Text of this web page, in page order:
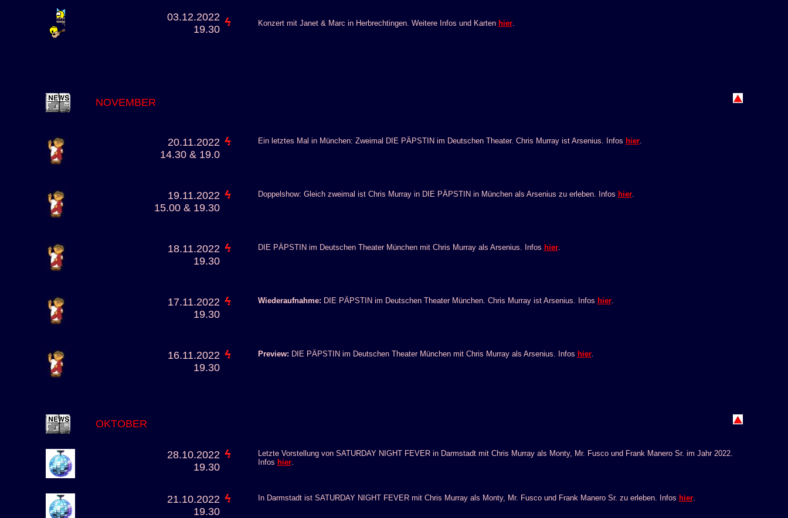
03.12.2022
19.30
Konzert mit Janet & Marc in Herbrechtingen. Weitere Infos und Karten hier.
NOVEMBER
20.11.2022
14.30 & 19.0
Ein letztes Mal in München: Zweimal DIE PÄPSTIN im Deutschen Theater. Chris Murray ist Arsenius. Infos hier.
19.11.2022
15.00 & 19.30
Doppelshow: Gleich zweimal ist Chris Murray in DIE PÄPSTIN in München als Arsenius zu erleben. Infos hier.
18.11.2022
19.30
DIE PÄPSTIN im Deutschen Theater München mit Chris Murray als Arsenius. Infos hier.
17.11.2022
19.30
Wiederaufnahme: DIE PÄPSTIN im Deutschen Theater München. Chris Murray ist Arsenius. Infos hier.
16.11.2022
19.30
Preview: DIE PÄPSTIN im Deutschen Theater München mit Chris Murray als Arsenius. Infos hier.
OKTOBER
28.10.2022
19.30
Letzte Vorstellung von SATURDAY NIGHT FEVER in Darmstadt mit Chris Murray als Monty, Mr. Fusco und Frank Manero Sr. im Jahr 2022.
Infos hier.
21.10.2022
19.30
In Darmstadt ist SATURDAY NIGHT FEVER mit Chris Murray als Monty, Mr. Fusco und Frank Manero Sr. zu erleben. Infos hier.